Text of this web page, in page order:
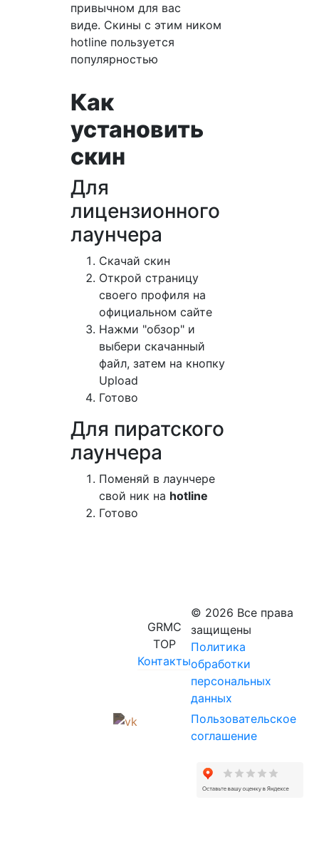
привычном для вас
виде. Скины с этим ником
hotline пользуется
популярностью
Как
установить
скин
Для
лицензионного
лаунчера
Cкачай скин
Открой страницу
своего профиля на
официальном сайте
Нажми "обзор" и
выбери скачанный
файл, затем на кнопку
Upload
Готово
Для пиратского
лаунчера
Поменяй в лаунчере
свой ник на hotline
Готово
GRMC
TOP
Контакты
© 2026 Все права
защищены
Политика
обработки
персональных
данных
Пользовательское
соглашение